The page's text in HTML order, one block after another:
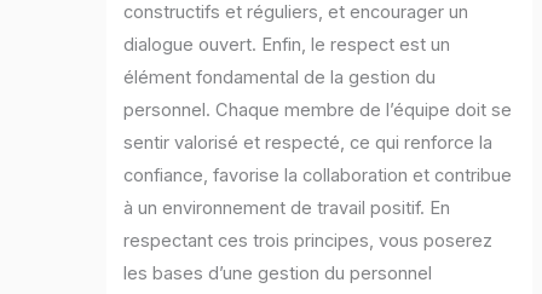
constructifs et réguliers, et encourager un
dialogue ouvert. Enfin, le respect est un
élément fondamental de la gestion du
personnel. Chaque membre de l’équipe doit se
sentir valorisé et respecté, ce qui renforce la
confiance, favorise la collaboration et contribue
à un environnement de travail positif. En
respectant ces trois principes, vous poserez
les bases d’une gestion du personnel